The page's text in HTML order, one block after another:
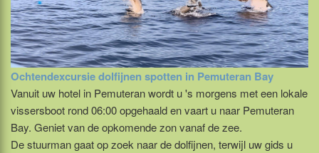
Ochtendexcursie dolfijnen spotten in Pemuteran Bay
Vanuit uw hotel in Pemuteran wordt u 's morgens met een lokale
vissersboot rond 06:00 opgehaald en vaart u naar Pemuteran
Bay. Geniet van de opkomende zon vanaf de zee.
De stuurman gaat op zoek naar de dolfijnen, terwijl uw gids u